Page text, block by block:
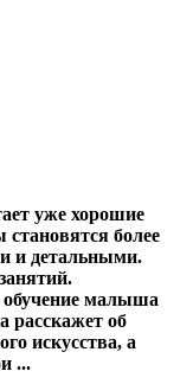
уже хорошие
более
и детальными.
малыша
расскажет об
искусства, а
...